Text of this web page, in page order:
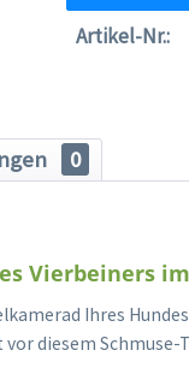
Artikel-Nr.:
0
Vierbeiners
Ihres
diesem Schmuse-